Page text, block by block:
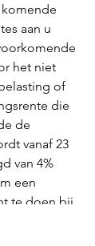
aan u
het niet
of
die
de
vanaf 23
van 4%
een
te doen bij